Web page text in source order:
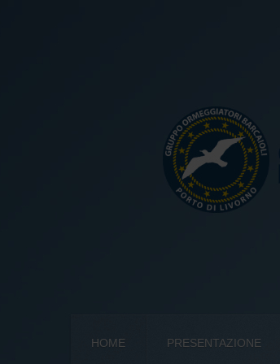
HOME PRESENTAZIONE